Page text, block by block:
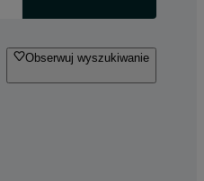
Obserwuj wyszukiwanie